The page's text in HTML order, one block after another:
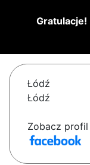
Gratulacje!
Łódź
Łódź
Zobacz